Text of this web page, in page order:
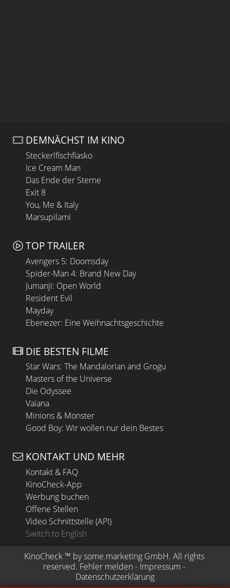
DEMNÄCHST IM KINO
Steckerlfischfiasko
Ice Cream Man
Das Ende der Sterne
Exit 8
You, Me & Italy
Marsupilami
TOP TRAILER
Avengers 5: Doomsday
Spider-Man 4: Brand New Day
Jumanji: Open World
Resident Evil
Mayday
Ebenezer: Eine Weihnachtsgeschichte
DIE BESTEN FILME
Star Wars: The Mandalorian and Grogu
Masters of the Universe
Die Odyssee
Vaiana
Minions & Monster
Good Boy: Wir wollen nur dein Bestes
KONTAKT UND MEHR
Kontakt & FAQ
KinoCheck-App
Werbung buchen
Offene Stellen
Video Schnittstelle (API)
Switch to English
KinoCheck ™ by some.marketing GmbH. All rights
reserved. Fehler melden - Impressum -
Datenschutzerklärung